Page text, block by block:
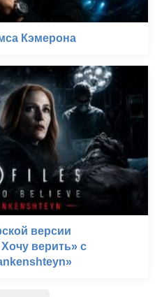
Кэмерона
версии
верить» с